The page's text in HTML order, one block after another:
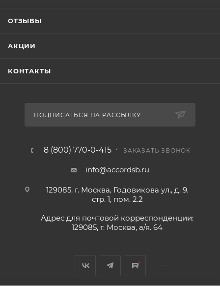
ОТЗЫВЫ
АКЦИИ
КОНТАКТЫ
ПОДПИСАТЬСЯ НА РАССЫЛКУ
8 (800) 770-0-415 ЗАКАЗАТЬ ЗВОНОК
info@accordsb.ru
129085, г. Москва, Годовикова ул., д. 9,
стр. 1, пом. 2.2
Адрес для почтовой корреспонденции:
129085, г. Москва, а/я. 64